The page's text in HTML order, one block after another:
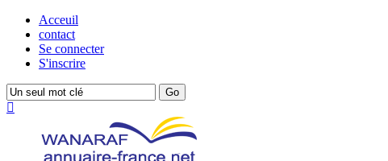
Acceuil
contact
Se connecter
S'inscrire